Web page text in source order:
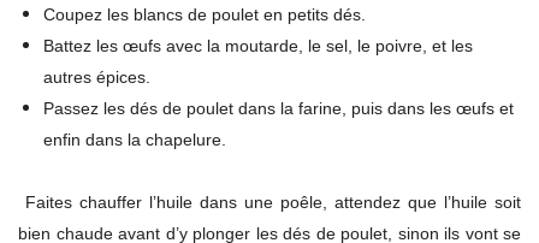
Coupez les blancs de poulet en petits dés.
Battez les œufs avec la moutarde, le sel, le poivre, et les
autres épices.
Passez les dés de poulet dans la farine, puis dans les œufs et
enfin dans la chapelure.
Faites chauffer l’huile dans une poêle, attendez que l’huile soit
bien chaude avant d’y plonger les dés de poulet, sinon ils vont se